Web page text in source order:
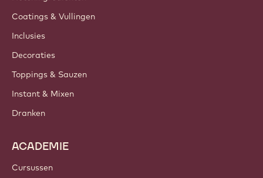
Coatings & Vullingen
Inclusies
Decoraties
Toppings & Sauzen
Instant & Mixen
Dranken
ACADEMIE
Cursussen